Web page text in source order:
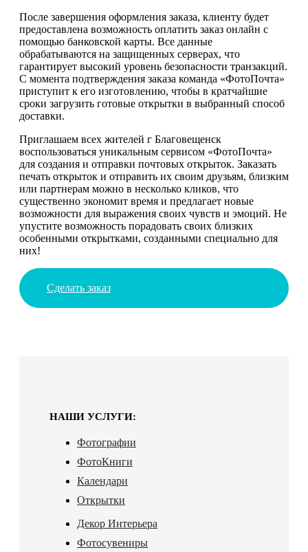
После завершения оформления заказа, клиенту будет
предоставлена возможность оплатить заказ онлайн с
помощью банковской карты. Все данные
обрабатываются на защищенных серверах, что
гарантирует высокий уровень безопасности транзакций.
С момента подтверждения заказа команда «ФотоПочта»
приступит к его изготовлению, чтобы в кратчайшие
сроки загрузить готовые открытки в выбранный способ
доставки.
Приглашаем всех жителей г Благовещенск
воспользоваться уникальным сервисом «ФотоПочта»
для создания и отправки почтовых открыток. Заказать
печать открыток и отправить их своим друзьям, близким
или партнерам можно в несколько кликов, что
существенно экономит время и предлагает новые
возможности для выражения своих чувств и эмоций. Не
упустите возможность порадовать своих близких
особенными открытками, созданными специально для
них!
Сделать заказ
НАШИ УСЛУГИ:
Фотографии
ФотоКниги
Календари
Открытки
Декор Интерьера
Фотосувениры